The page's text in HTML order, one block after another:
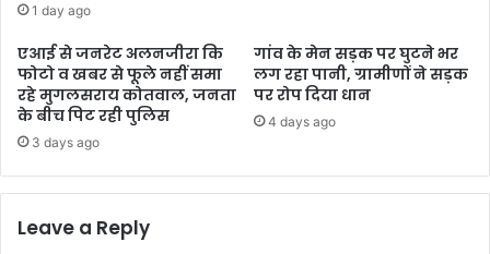
1 day ago
एआई से जनरेट अलनजीरा कि
फोटो व खबर से फूले नहीं समा
रहे मुगलसराय कोतवाल, जनता
के बीच पिट रही पुलिस
3 days ago
गांव के मेन सड़क पर घुटने भर
लग रहा पानी, ग्रामीणों ने सड़क
पर रोप दिया धान
4 days ago
Leave a Reply